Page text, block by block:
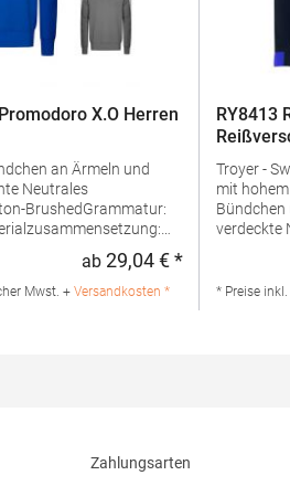
X.O Herren
an Ärmeln und
/ 33% Polyester / 5%
Regulärer
ab 29,04 € *
Mwst. + Versandkosten *
RY8413
Troyer -
mit hohem Kragen
Bündchen
verdeckte
* Preise
Zahlungsarten